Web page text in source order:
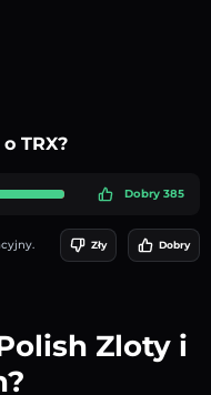
TRX?
Dobry 385
Zły Dobry
Zloty i